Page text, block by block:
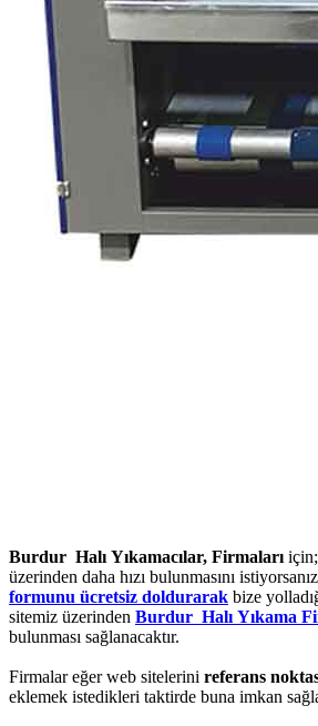
Burdur Halı Yıkamacılar, Firmaları
üzerinden daha hızı bulunmasını
formunu ücretsiz doldurarak bize
sitemiz üzerinden Burdur Halı Yıkama
bulunması sağlanacaktır.
Firmalar eğer web sitelerini referans
eklemek istedikleri taktirde buna imkan